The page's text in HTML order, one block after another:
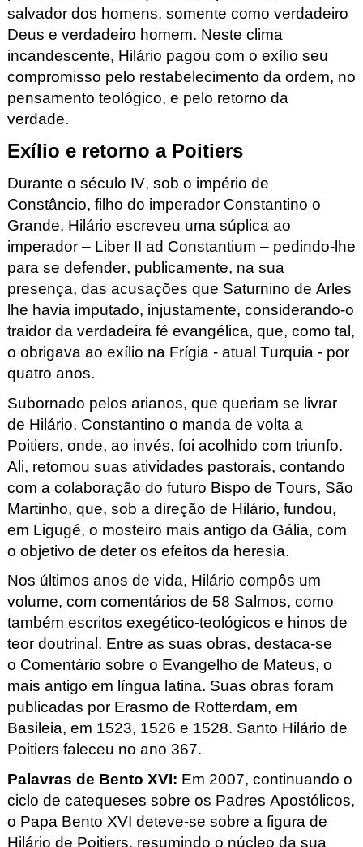
salvador dos homens, somente como verdadeiro
Deus e verdadeiro homem. Neste clima
incandescente, Hilário pagou com o exílio seu
compromisso pelo restabelecimento da ordem, no
pensamento teológico, e pelo retorno da
verdade.
Exílio e retorno a Poitiers
Durante o século IV, sob o império de
Constâncio, filho do imperador Constantino o
Grande, Hilário escreveu uma súplica ao
imperador – Liber II ad Constantium – pedindo-lhe
para se defender, publicamente, na sua
presença, das acusações que Saturnino de Arles
lhe havia imputado, injustamente, considerando-o
traidor da verdadeira fé evangélica, que, como tal,
o obrigava ao exílio na Frígia - atual Turquia - por
quatro anos.
Subornado pelos arianos, que queriam se livrar
de Hilário, Constantino o manda de volta a
Poitiers, onde, ao invés, foi acolhido com triunfo.
Ali, retomou suas atividades pastorais, contando
com a colaboração do futuro Bispo de Tours, São
Martinho, que, sob a direção de Hilário, fundou,
em Ligugé, o mosteiro mais antigo da Gália, com
o objetivo de deter os efeitos da heresia.
Nos últimos anos de vida, Hilário compôs um
volume, com comentários de 58 Salmos, como
também escritos exegético-teológicos e hinos de
teor doutrinal. Entre as suas obras, destaca-se
o Comentário sobre o Evangelho de Mateus, o
mais antigo em língua latina. Suas obras foram
publicadas por Erasmo de Rotterdam, em
Basileia, em 1523, 1526 e 1528. Santo Hilário de
Poitiers faleceu no ano 367.
Palavras de Bento XVI: Em 2007, continuando o
ciclo de catequeses sobre os Padres Apostólicos,
o Papa Bento XVI deteve-se sobre a figura de
Hilário de Poitiers, resumindo o núcleo da sua